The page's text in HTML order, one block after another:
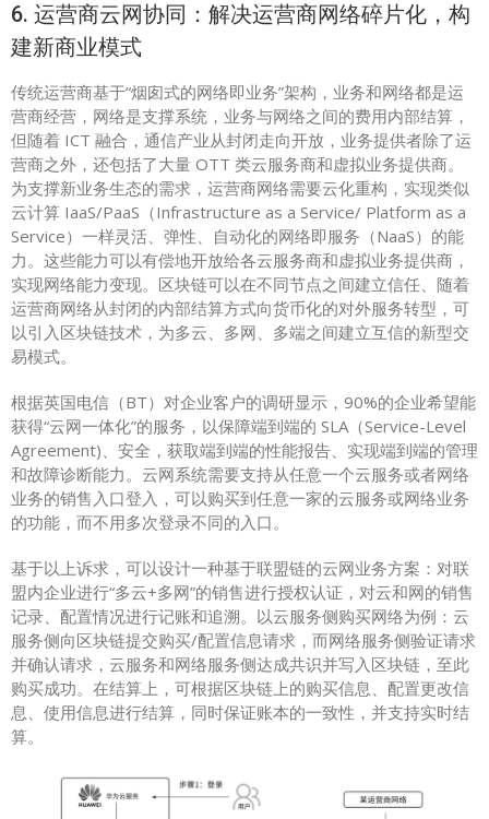
6. 运营商云网协同：解决运营商网络碎片化，构
建新商业模式
传统运营商基于“烟囱式的网络即业务”架构，业务和网络都是运
营商经营，网络是支撑系统，业务与网络之间的费用内部结算，
但随着 ICT 融合，通信产业从封闭走向开放，业务提供者除了运
营商之外，还包括了大量 OTT 类云服务商和虚拟业务提供商。
为支撑新业务生态的需求，运营商网络需要云化重构，实现类似
云计算 IaaS/PaaS（Infrastructure as a Service/ Platform as a
Service）一样灵活、弹性、自动化的网络即服务（NaaS）的能
力。这些能力可以有偿地开放给各云服务商和虚拟业务提供商，
实现网络能力变现。区块链可以在不同节点之间建立信任、随着
运营商网络从封闭的内部结算方式向货币化的对外服务转型，可
以引入区块链技术，为多云、多网、多端之间建立互信的新型交
易模式。
根据英国电信（BT）对企业客户的调研显示，90%的企业希望能
获得“云网一体化”的服务，以保障端到端的 SLA（Service-Level
Agreement)、安全，获取端到端的性能报告、实现端到端的管理
和故障诊断能力。云网系统需要支持从任意一个云服务或者网络
业务的销售入口登入，可以购买到任意一家的云服务或网络业务
的功能，而不用多次登录不同的入口。
基于以上诉求，可以设计一种基于联盟链的云网业务方案：对联
盟内企业进行“多云+多网”的销售进行授权认证，对云和网的销售
记录、配置情况进行记账和追溯。以云服务侧购买网络为例：云
服务侧向区块链提交购买/配置信息请求，而网络服务侧验证请求
并确认请求，云服务和网络服务侧达成共识并写入区块链，至此
购买成功。在结算上，可根据区块链上的购买信息、配置更改信
息、使用信息进行结算，同时保证账本的一致性，并支持实时结
算。